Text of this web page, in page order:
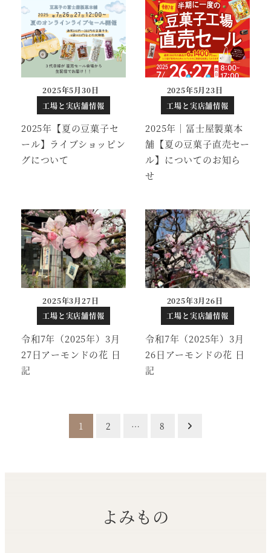
2025年【夏の豆菓子セ
ール】ライブショッピン
グについて
投稿日
2025年5月30日
工場と実店舗情報
2025年｜冨士屋製菓本
舗【夏の豆菓子直売セー
ル】についてのお知ら
せ
投稿日
2025年5月23日
工場と実店舗情報
令和7年（2025年）3月
27日アーモンドの花 日
記
投稿日
2025年3月27日
工場と実店舗情報
令和7年（2025年）3月
26日アーモンドの花 日
記
投稿日
2025年3月26日
工場と実店舗情報
1 2 … 8
よみもの